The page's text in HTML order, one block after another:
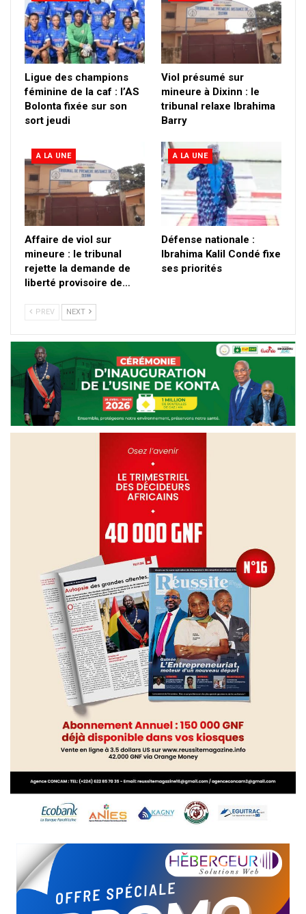
Ligue des champions
féminine de la caf : l’AS
Bolonta fixée sur son
sort jeudi
Viol présumé sur
mineure à Dixinn : le
tribunal relaxe Ibrahima
Barry
A LA UNE
Affaire de viol sur
mineure : le tribunal
rejette la demande de
liberté provisoire de…
A LA UNE
Défense nationale :
Ibrahima Kalil Condé fixe
ses priorités
PREV NEXT